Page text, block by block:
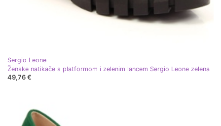
Sergio Leone
Ženske natikače s platformom i zelenim lancem Sergio Leone zelena
49,76 €